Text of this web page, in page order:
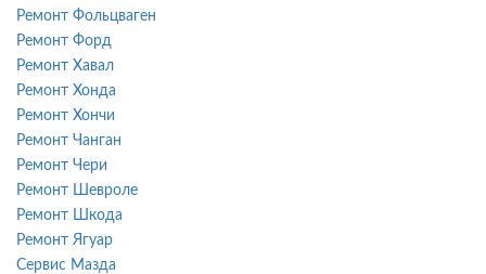
Ремонт Фольцваген
Ремонт Форд
Ремонт Хавал
Ремонт Хонда
Ремонт Хончи
Ремонт Чанган
Ремонт Чери
Ремонт Шевроле
Ремонт Шкода
Ремонт Ягуар
Сервис Мазда